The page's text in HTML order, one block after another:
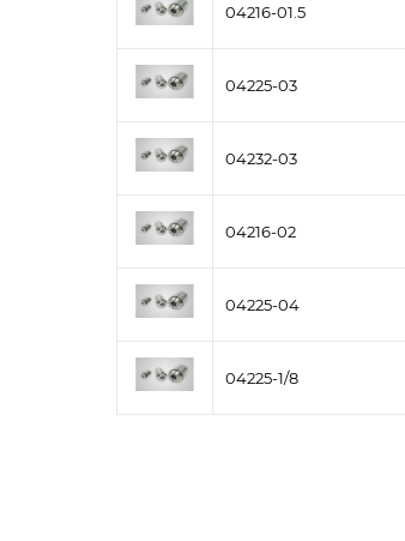
04216-01.5
04225-03
04232-03
04216-02
04225-04
04225-1/8